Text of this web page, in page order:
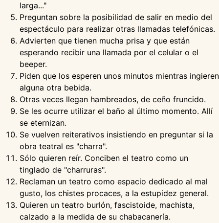
larga..."
Preguntan sobre la posibilidad de salir en medio del
espectáculo para realizar otras llamadas telefónicas.
Advierten que tienen mucha prisa y que están
esperando recibir una llamada por el celular o el
beeper.
Piden que los esperen unos minutos mientras ingieren
alguna otra bebida.
Otras veces llegan hambreados, de ceño fruncido.
Se les ocurre utilizar el baño al último momento. Allí
se eternizan.
Se vuelven reiterativos insistiendo en preguntar si la
obra teatral es "charra".
Sólo quieren reír. Conciben el teatro como un
tinglado de "charruras".
Reclaman un teatro como espacio dedicado al mal
gusto, los chistes procaces, a la estupidez general.
Quieren un teatro burlón, fascistoide, machista,
calzado a la medida de su chabacanería.